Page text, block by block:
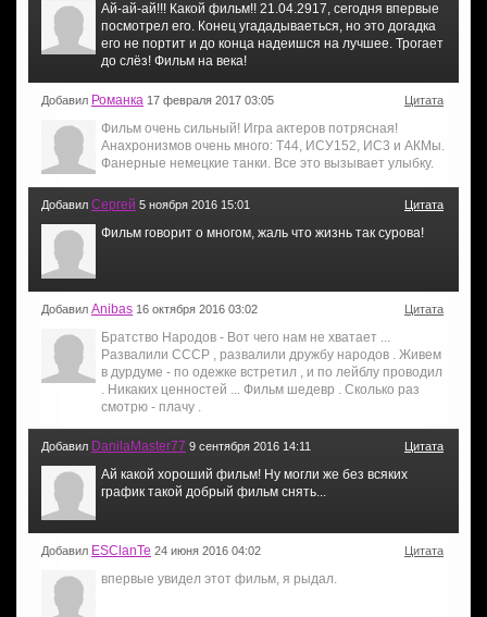
Ай-ай-ай!!! Какой фильм!! 21.04.2917, сегодня впервые
посмотрел его. Конец угададываеться, но это догадка
его не портит и до конца надеишся на лучшее. Трогает
до слёз! Фильм на века!
Добавил Романка 17 февраля 2017 03:05 Цитата
Фильм очень сильный! Игра актеров потрясная!
Анахронизмов очень много: Т44, ИСУ152, ИС3 и АКМы.
Фанерные немецкие танки. Все это вызывает улыбку.
Добавил Сергей 5 ноября 2016 15:01 Цитата
Фильм говорит о многом, жаль что жизнь так сурова!
Добавил Anibas 16 октября 2016 03:02 Цитата
Братство Народов - Вот чего нам не хватает ...
Развалили СССР , развалили дружбу народов . Живем
в дурдуме - по одежке встретил , и по лейблу проводил
. Никаких ценностей ... Фильм шедевр . Сколько раз
смотрю - плачу .
Добавил DanilaMaster77 9 сентября 2016 14:11 Цитата
Ай какой хороший фильм! Ну могли же без всяких
график такой добрый фильм снять...
Добавил ESClanTe 24 июня 2016 04:02 Цитата
впервые увидел этот фильм, я рыдал.